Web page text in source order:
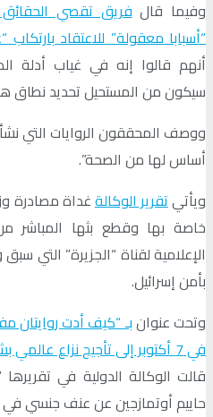
وفيما قالفريق تقصي الحقائق
“أسبابا معقولة” للاعتقاد
أنهم قالوا إنه في غياب أدلة
سيكون من المستحيل تحديد نطاق
ووصف المحققون الروايات التي
أساس لها من الصحة”.
ويأتيتقرير الوكالةغداة مصادرة
خاصة بها وقطع بثها المباشر
الإعلامية لقناة “الجزيرة” التي
بأمن إسرائيل.
وتحت عنوانبـ “كيف أدت
في 7 أكتوبر إلى تأجيج نزاع عالمي بشأن الحرب بين إسرائيل وحماس”
قالت الوكالة الدولية في
حاييم أوتمازجين عن عنف جنسي في 7 أكتوبر ملفقة عمدا”.